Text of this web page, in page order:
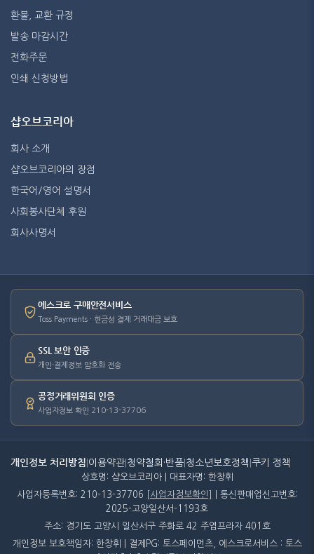
환불, 교환 규정
발송 마감시간
전화주문
인쇄 신청방법
샵오브코리아
회사 소개
샵오브코리아의 장점
한국어/영어 설명서
사회봉사단체 후원
회사사명서
에스크로 구매안전서비스
Toss Payments · 현금성 결제 거래대금 보호
SSL 보안 인증
개인·결제정보 암호화 전송
공정거래위원회 인증
사업자정보 확인 210-13-37706
개인정보 처리방침 이용약관 청약철회·반품 청소년보호정책 쿠키 정책
상호명: 샵오브코리아 | 대표자명: 한창휘
사업자등록번호: 210-13-37706
[사업자정보확인]
| 통신판매업신고번호:
2025-고양일산서-1193호
주소: 경기도 고양시 일산서구 주화로 42 주엽프라자 401호
개인정보 보호책임자: 한창휘 | 결제PG: 토스페이먼츠, 에스크로서비스 : 토스